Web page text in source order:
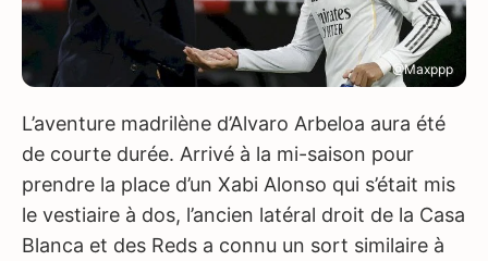
@Maxppp
L’aventure madrilène d’Alvaro Arbeloa aura été
de courte durée. Arrivé à la mi-saison pour
prendre la place d’un Xabi Alonso qui s’était mis
le vestiaire à dos, l’ancien latéral droit de la Casa
Blanca et des Reds a connu un sort similaire à